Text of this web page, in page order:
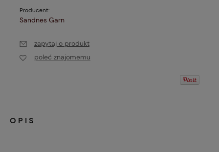
Producent:
Sandnes Garn
zapytaj o produkt
poleć znajomemu
OPIS